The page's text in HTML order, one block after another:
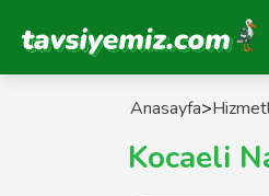
Tavsiyemiz Anasayfa
Anasayfa>
Kocaeli